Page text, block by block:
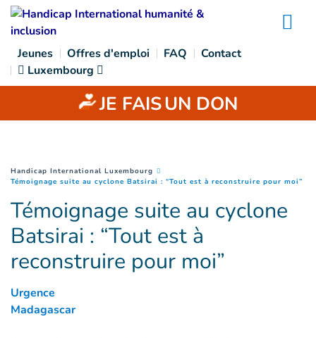
Goto main content
Jeunes Offres d'emploi FAQ
Contact
Luxembourg
JE FAISUN DON
You are here :
Handicap International Luxembourg
Témoignage suite au cyclone Batsirai : “Tout est à reconstruire pour moi”
Témoignage suite au cyclone
Batsirai : “Tout est à
reconstruire pour moi”
Urgence
Madagascar